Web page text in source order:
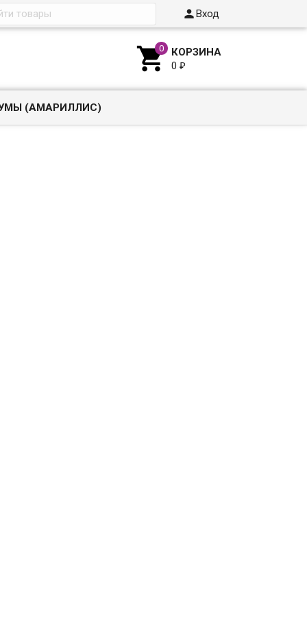
Вход
 КОРЗИНА
0₽
(АМАРИЛЛИС)